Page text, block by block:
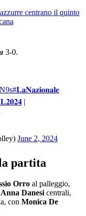
centrano il quinto
3-0.
#𝐋𝐚𝐍𝐚𝐳𝐢𝐨𝐧𝐚𝐥𝐞
|
June 2, 2024
partita
Orro al palleggio,
Anna Danesicentrali,
con Monica De